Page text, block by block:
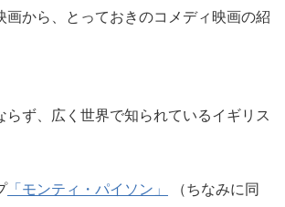
画から、とっておきのコメディ映画の紹
らず、広く世界で知られているイギリス
「モンティ・パイソン」
（ちなみに同